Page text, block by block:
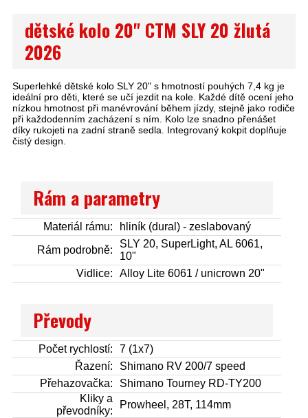
dětské kolo 20" CTM SLY 20 žlutá
2026
Superlehké dětské kolo SLY 20" s hmotností pouhých 7,4 kg je
ideální pro děti, které se učí jezdit na kole. Každé dítě ocení jeho
nízkou hmotnost při manévrování během jízdy, stejně jako rodiče
při každodenním zacházení s ním. Kolo lze snadno přenášet
díky rukojeti na zadní straně sedla. Integrovaný kokpit doplňuje
čistý design.
Rám a parametry
Materiál rámu:
hliník (dural) - zeslabovaný
Rám podrobně:
SLY 20, SuperLight, AL 6061,
10"
Vidlice:
Alloy Lite 6061 / unicrown 20"
Převody
Počet rychlostí:
7 (1x7)
Řazení:
Shimano RV 200/7 speed
Přehazovačka:
Shimano Tourney RD-TY200
Kliky a
převodníky:
Prowheel, 28T, 114mm